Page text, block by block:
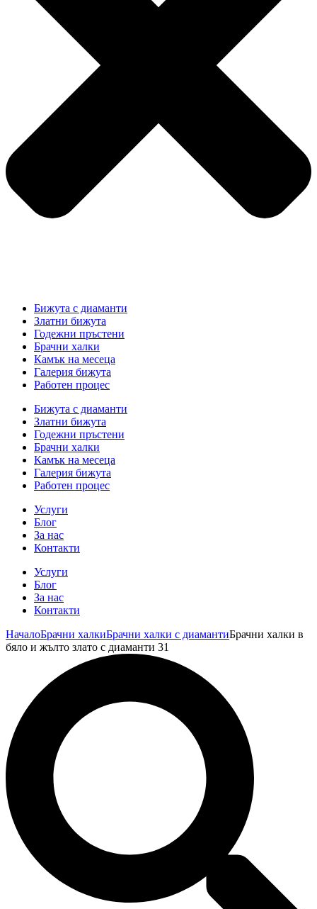
Бижута с диаманти
Златни бижута
Годежни пръстени
Брачни халки
Камък на месеца
Галерия бижута
Работен процес
Бижута с диаманти
Златни бижута
Годежни пръстени
Брачни халки
Камък на месеца
Галерия бижута
Работен процес
Услуги
Блог
За нас
Контакти
Услуги
Блог
За нас
Контакти
НачалоБрачни халкиБрачни халки с диамантиБрачни халки в
бяло и жълто злато с диаманти 31